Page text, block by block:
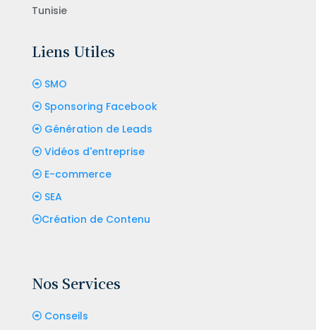
Tunisie
Liens Utiles
SMO
Sponsoring Facebook
Génération de Leads
Vidéos d'entreprise
E-commerce
SEA
Création de Contenu
Nos Services
Conseils